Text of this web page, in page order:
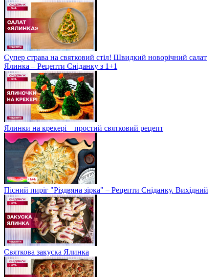
Супер страва на святковий стіл! Швидкий новорічний салат
Ялинка – Рецепти Сніданку з 1+1
Ялинки на крекері – простий святковий рецепт
Пісний пиріг "Різдвяна зірка" – Рецепти Сніданку. Вихідний
Святкова закуска Ялинка